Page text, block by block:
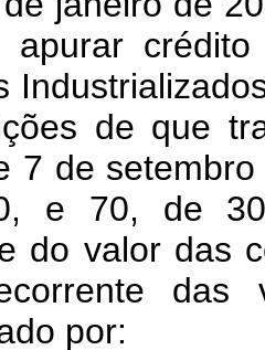
apurar
de que
7 de
e 70, de
do valor das
das
por: